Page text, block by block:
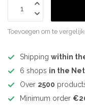
Toevoegen om te
Shipping within
6 shops in the
Over 2500
Minimum order